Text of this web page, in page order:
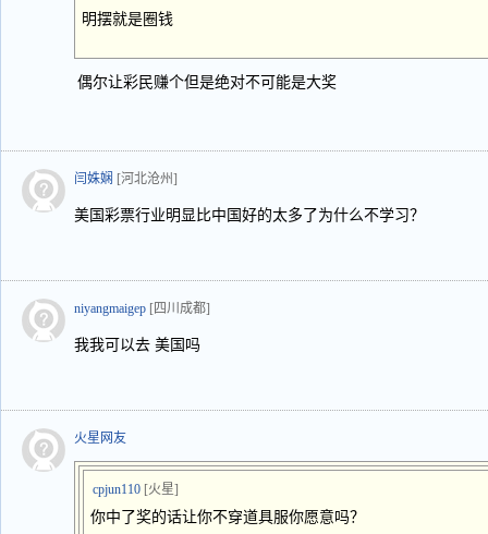
明摆就是圈钱
偶尔让彩民赚个但是绝对不可能是大奖
闫姝娴 [河北沧州]
美国彩票行业明显比中国好的太多了为什么不学习？
niyangmaigep [四川成都]
我我可以去 美国吗
火星网友
cpjun110 [火星]
你中了奖的话让你不穿道具服你愿意吗？